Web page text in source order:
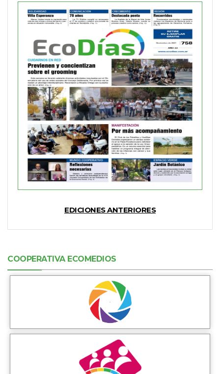
EDICIONES ANTERIORES
COOPERATIVA ECOMEDIOS